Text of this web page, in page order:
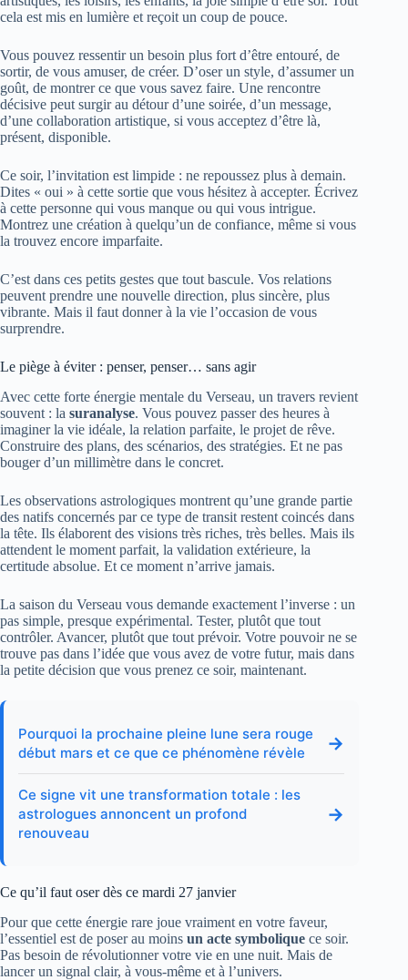
cela est mis en lumière et reçoit un coup de pouce.
Vous pouvez ressentir un besoin plus fort d’être entouré, de
sortir, de vous amuser, de créer. D’oser un style, d’assumer un
goût, de montrer ce que vous savez faire. Une rencontre
décisive peut surgir au détour d’une soirée, d’un message,
d’une collaboration artistique, si vous acceptez d’être là,
présent, disponible.
Ce soir, l’invitation est limpide : ne repoussez plus à demain.
Dites « oui » à cette sortie que vous hésitez à accepter. Écrivez
à cette personne qui vous manque ou qui vous intrigue.
Montrez une création à quelqu’un de confiance, même si vous
la trouvez encore imparfaite.
C’est dans ces petits gestes que tout bascule. Vos relations
peuvent prendre une nouvelle direction, plus sincère, plus
vibrante. Mais il faut donner à la vie l’occasion de vous
surprendre.
Le piège à éviter : penser, penser… sans agir
Avec cette forte énergie mentale du Verseau, un travers revient
souvent : la suranalyse. Vous pouvez passer des heures à
imaginer la vie idéale, la relation parfaite, le projet de rêve.
Construire des plans, des scénarios, des stratégies. Et ne pas
bouger d’un millimètre dans le concret.
Les observations astrologiques montrent qu’une grande partie
des natifs concernés par ce type de transit restent coincés dans
la tête. Ils élaborent des visions très riches, très belles. Mais ils
attendent le moment parfait, la validation extérieure, la
certitude absolue. Et ce moment n’arrive jamais.
La saison du Verseau vous demande exactement l’inverse : un
pas simple, presque expérimental. Tester, plutôt que tout
contrôler. Avancer, plutôt que tout prévoir. Votre pouvoir ne se
trouve pas dans l’idée que vous avez de votre futur, mais dans
la petite décision que vous prenez ce soir, maintenant.
Pourquoi la prochaine pleine lune sera rouge
début mars et ce que ce phénomène révèle
→
Ce signe vit une transformation totale : les
astrologues annoncent un profond
renouveau
→
Ce qu’il faut oser dès ce mardi 27 janvier
Pour que cette énergie rare joue vraiment en votre faveur,
l’essentiel est de poser au moins un acte symbolique ce soir.
Pas besoin de révolutionner votre vie en une nuit. Mais de
lancer un signal clair, à vous-même et à l’univers.